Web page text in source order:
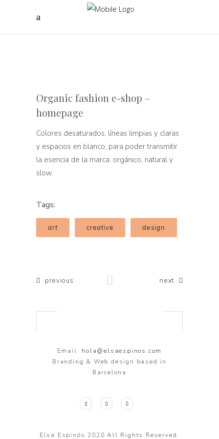
Organic fashion e-shop –
homepage
Colores desaturados, líneas limpias y claras
y espacios en blanco, para poder transmitir
la esencia de la marca: orgánico, natural y
slow.
Tags:
art creative design
previous next
Email: hola@elsaespinos.com
Branding & Web design based in
Barcelona
Elsa Espinós 2020 All Rights Reserved.